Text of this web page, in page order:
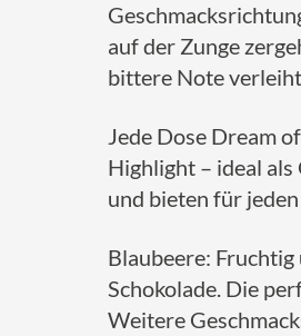
auf der Zunge
bittere Note
Jede Dose Dream
Highlight – ideal
und bieten für
Blaubeere:
Schokolade. Die
Weitere